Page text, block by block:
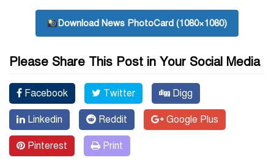
Download News PhotoCard (1080×1080)
Please Share This Post in Your Social Media
Facebook Twitter Digg
Linkedin Reddit Google Plus
Pinterest Print